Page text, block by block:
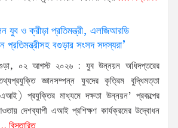
যুব ও ক্রীড়া প্রতিমন্ত্রী, এলজিআরডি
প্রতিমন্ত্রীসহ বগুড়ার সংসদ সদস্যরা’
০২ আগস্ট ২০২৬ : যুব উন্নয়ন অধিদপ্তরের
জ্ঞানসম্পন্ন যুবদের কৃত্রিম বুদ্ধিমত্তা
প্রযুক্তির মাধ্যমে দক্ষতা উন্নয়ন’ প্রকল্পের
দেশব্যাপী এআই প্রশিক্ষণ কার্যক্রমের উদ্বোধন